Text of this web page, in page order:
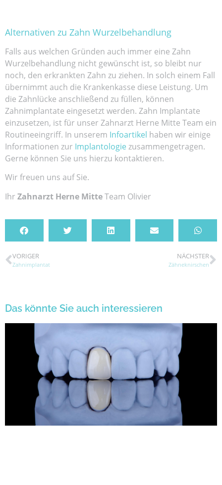
Alternativen zu Zahn Wurzelbehandlung
Falls aus welchen Gründen auch immer eine Zahn
Wurzelbehandlung nicht gewünscht ist, so bleibt nur
noch, den erkrankten Zahn zu ziehen. In solch einem Fall
übernimmt auch die Krankenkasse diese Leistung. Um
die Zahnlücke anschließend zu füllen, können
Zahnimplantate eingesetzt werden. Zahn Implantate
einzusetzen, ist für unser Zahnarzt Herne Mitte Team ein
Routineeingriff. In unserem Infoartikel haben wir einige
Informationen zur Implantologiezusammengetragen.
Gerne können Sie uns hierzu kontaktieren.
Wir freuen uns auf Sie.
Ihr Zahnarzt Herne MitteTeam Olivier
VORIGER
Zahnimplantat
NÄCHSTER
Zähneknirschen
Das könnte Sie auch interessieren